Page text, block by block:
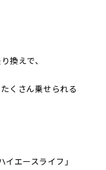
換えで、
くさん乗せられる
エースライフ」